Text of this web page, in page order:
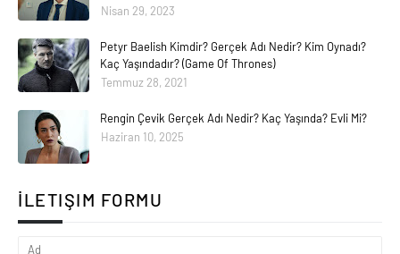
Nisan 29, 2023
Petyr Baelish Kimdir? Gerçek Adı Nedir? Kim Oynadı?
Kaç Yaşındadır? (Game Of Thrones)
Temmuz 28, 2021
Rengin Çevik Gerçek Adı Nedir? Kaç Yaşında? Evli Mi?
Haziran 10, 2025
İLETIŞIM FORMU